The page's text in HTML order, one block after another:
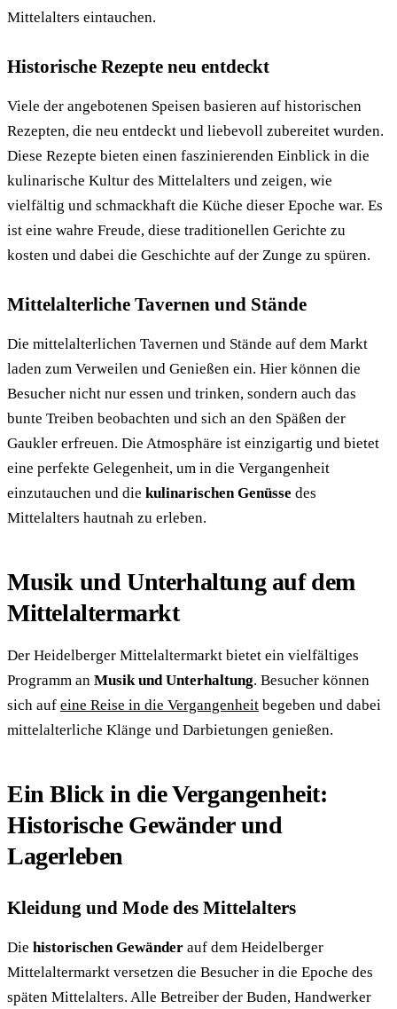
Mittelalters eintauchen.
Historische Rezepte neu entdeckt
Viele der angebotenen Speisen basieren auf historischen
Rezepten, die neu entdeckt und liebevoll zubereitet wurden.
Diese Rezepte bieten einen faszinierenden Einblick in die
kulinarische Kultur des Mittelalters und zeigen, wie
vielfältig und schmackhaft die Küche dieser Epoche war. Es
ist eine wahre Freude, diese traditionellen Gerichte zu
kosten und dabei die Geschichte auf der Zunge zu spüren.
Mittelalterliche Tavernen und Stände
Die mittelalterlichen Tavernen und Stände auf dem Markt
laden zum Verweilen und Genießen ein. Hier können die
Besucher nicht nur essen und trinken, sondern auch das
bunte Treiben beobachten und sich an den Späßen der
Gaukler erfreuen. Die Atmosphäre ist einzigartig und bietet
eine perfekte Gelegenheit, um in die Vergangenheit
einzutauchen und die kulinarischen Genüsse des
Mittelalters hautnah zu erleben.
Musik und Unterhaltung auf dem
Mittelaltermarkt
Der Heidelberger Mittelaltermarkt bietet ein vielfältiges
Programm an Musik und Unterhaltung. Besucher können
sich auf eine Reise in die Vergangenheit begeben und dabei
mittelalterliche Klänge und Darbietungen genießen.
Ein Blick in die Vergangenheit:
Historische Gewänder und
Lagerleben
Kleidung und Mode des Mittelalters
Die historischen Gewänder auf dem Heidelberger
Mittelaltermarkt versetzen die Besucher in die Epoche des
späten Mittelalters. Alle Betreiber der Buden, Handwerker